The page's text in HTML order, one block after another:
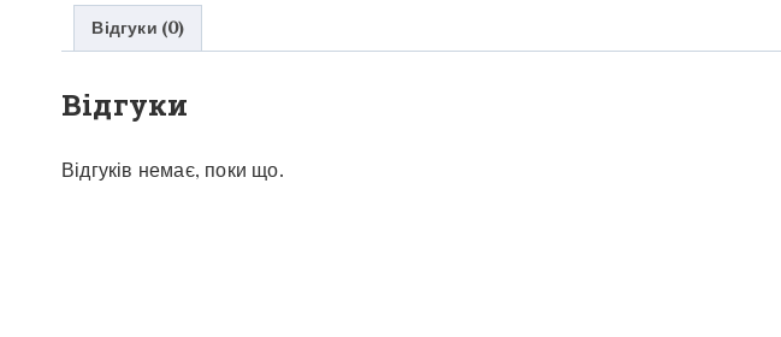
Відгуки (0)
Відгуки
Відгуків немає, поки що.